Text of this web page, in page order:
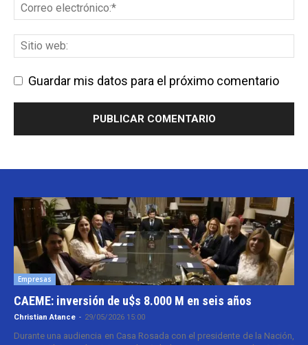
Guardar mis datos para el próximo comentario
Empresas
CAEME: inversión de u$s 8.000 M en seis años
Christian Atance - 29/05/2026 15:00
Durante una audiencia en Casa Rosada con el presidente de la Nación,